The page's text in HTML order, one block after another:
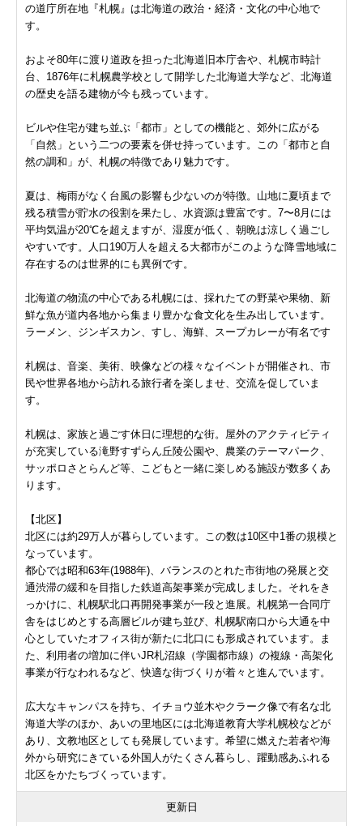
の道庁所在地『札幌』は北海道の政治・経済・文化の中心地で
す。
およそ80年に渡り道政を担った北海道旧本庁舎や、札幌市時計
台、1876年に札幌農学校として開学した北海道大学など、北海道
の歴史を語る建物が今も残っています。
ビルや住宅が建ち並ぶ「都市」としての機能と、郊外に広がる
「自然」という二つの要素を併せ持っています。この「都市と自
然の調和」が、札幌の特徴であり魅力です。
夏は、梅雨がなく台風の影響も少ないのが特徴。山地に夏頃まで
残る積雪が貯水の役割を果たし、水資源は豊富です。7〜8月には
平均気温が20℃を超えますが、湿度が低く、朝晩は涼しく過ごし
やすいです。人口190万人を超える大都市がこのような降雪地域に
存在するのは世界的にも異例です。
北海道の物流の中心である札幌には、採れたての野菜や果物、新
鮮な魚が道内各地から集まり豊かな食文化を生み出しています。
ラーメン、ジンギスカン、すし、海鮮、スープカレーが有名です
札幌は、音楽、美術、映像などの様々なイベントが開催され、市
民や世界各地から訪れる旅行者を楽しませ、交流を促していま
す。
札幌は、家族と過ごす休日に理想的な街。屋外のアクティビティ
が充実している滝野すずらん丘陵公園や、農業のテーマパーク、
サッポロさとらんど等、こどもと一緒に楽しめる施設が数多くあ
ります。
【北区】
北区には約29万人が暮らしています。この数は10区中1番の規模と
なっています。
都心では昭和63年(1988年)、バランスのとれた市街地の発展と交
通渋滞の緩和を目指した鉄道高架事業が完成しました。それをき
っかけに、札幌駅北口再開発事業が一段と進展。札幌第一合同庁
舎をはじめとする高層ビルが建ち並び、札幌駅南口から大通を中
心としていたオフィス街が新たに北口にも形成されています。ま
た、利用者の増加に伴いJR札沼線（学園都市線）の複線・高架化
事業が行なわれるなど、快適な街づくりが着々と進んでいます。
広大なキャンパスを持ち、イチョウ並木やクラーク像で有名な北
海道大学のほか、あいの里地区には北海道教育大学札幌校などが
あり、文教地区としても発展しています。希望に燃えた若者や海
外から研究にきている外国人がたくさん暮らし、躍動感あふれる
北区をかたちづくっています。
更新日